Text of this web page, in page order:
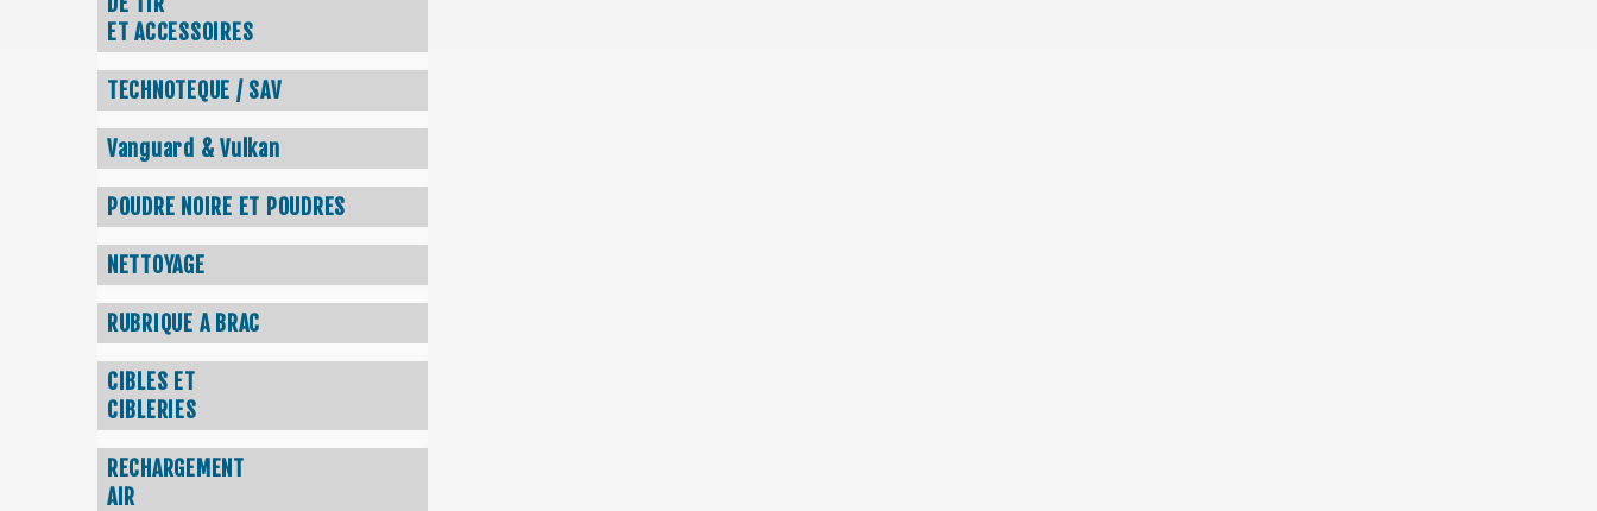
ET ACCESSOIRES
TECHNOTEQUE / SAV
Vanguard & Vulkan
POUDRE NOIRE ET POUDRES
NETTOYAGE
RUBRIQUE A BRAC
CIBLES ET
CIBLERIES
RECHARGEMENT
AIR